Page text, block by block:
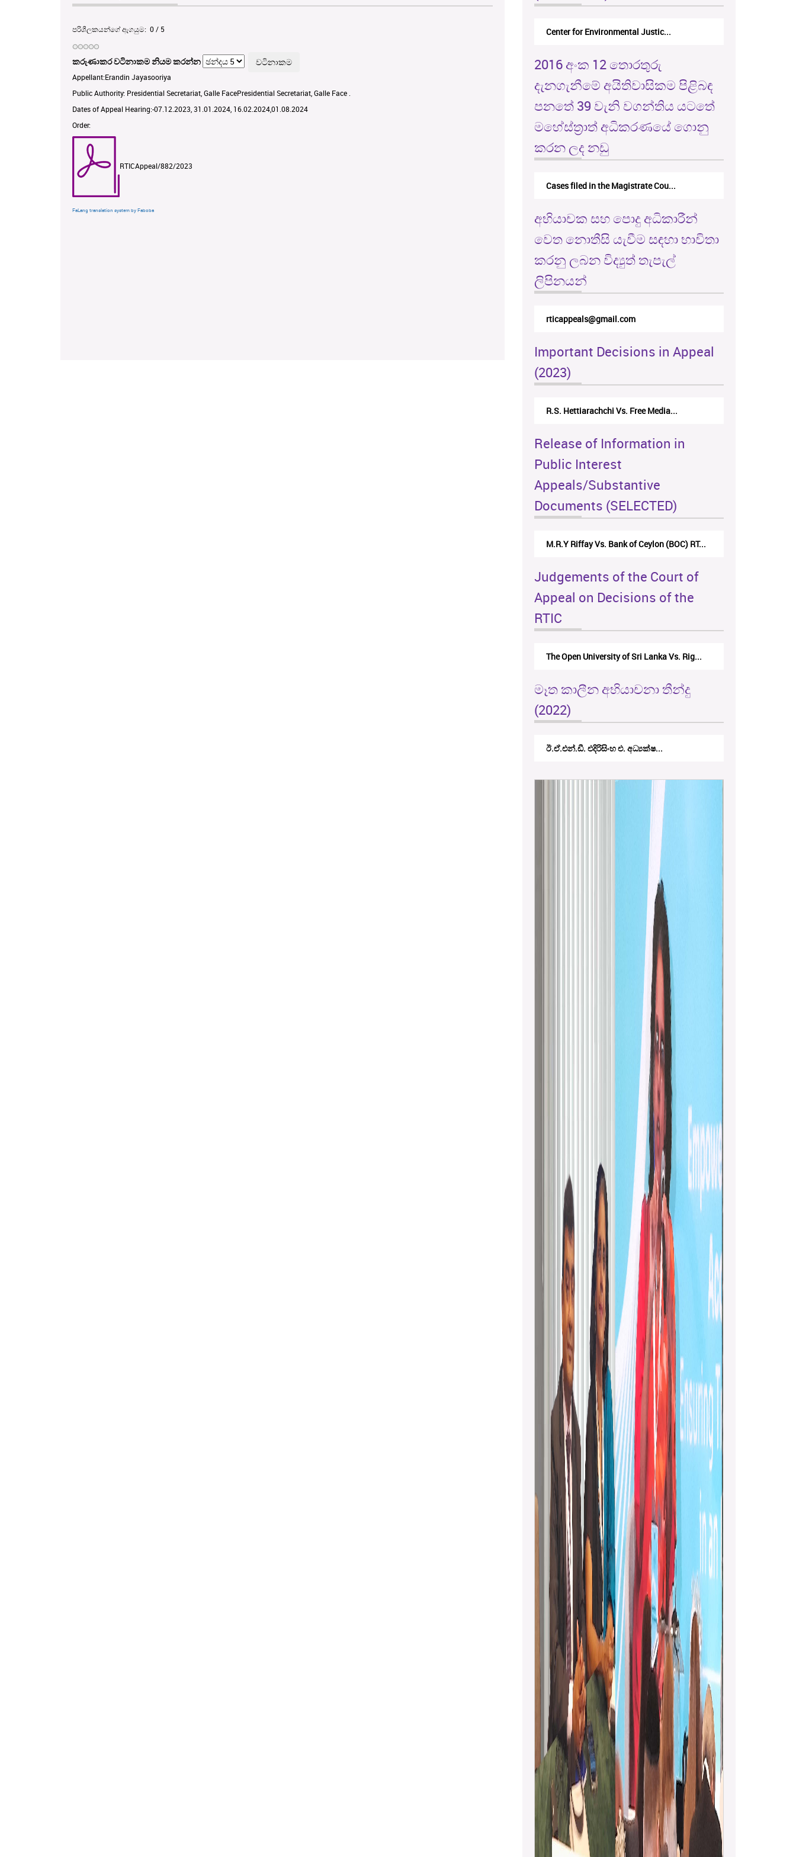
පරිශීලකයන්ගේ ඇගයුම: 0/ 5
කරුණාකර වටිනාකම නියම කරන්න
Appellant:Erandin Jayasooriya
Public Authority: Presidential Secretariat, Galle FacePresidential Secretariat, Galle Face .
Dates of Appeal Hearing:-07.12.2023, 31.01.2024, 16.02.2024,01.08.2024
Order:
RTICAppeal/882/2023
FaLang translation system by Faboba
Center for Environmental Justic...
2016 අංක 12 තොරතුරු
දැනගැනීමේ අයිතිවාසිකම පිළිබඳ
පනතේ 39 වැනි වගන්තිය යටතේ
මහේස්ත්‍රාත් අධිකරණයේ ගොනු
කරන ලද නඩු
Cases filed in the Magistrate Cou...
අභියාචක සහ පොදු අධිකාරීන්
වෙත නොතීසි යැවීම සඳහා භාවිතා
කරනු ලබන විද්‍යුත් තැපැල්
ලිපිනයන්
rticappeals@gmail.com
Important Decisions in Appeal
(2023)
R.S. Hettiarachchi Vs. Free Media...
Release of Information in
Public Interest
Appeals/Substantive
Documents (SELECTED)
M.R.Y Riffay Vs. Bank of Ceylon (BOC) RT...
Judgements of the Court of
Appeal on Decisions of the
RTIC
The Open University of Sri Lanka Vs. Rig...
මෑත කාලීන අභියාචනා තීන්දු
(2022)
ඊ.ඒ.එන්.ඩී. එදිරිසිංහ එ. අධ්‍යක්ෂ...